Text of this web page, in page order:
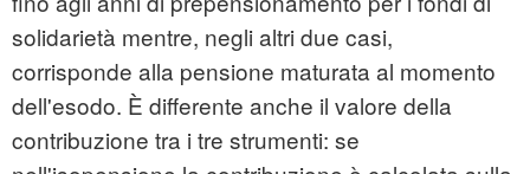
solidarietà mentre, negli altri due casi,
corrisponde alla pensione maturata al momento
dell'esodo. È differente anche il valore della
contribuzione tra i tre strumenti: se